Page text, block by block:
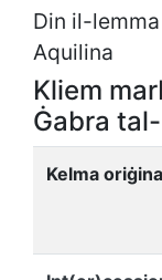
Din il-
Aquilina
Kliem
Ġabra
Kelma